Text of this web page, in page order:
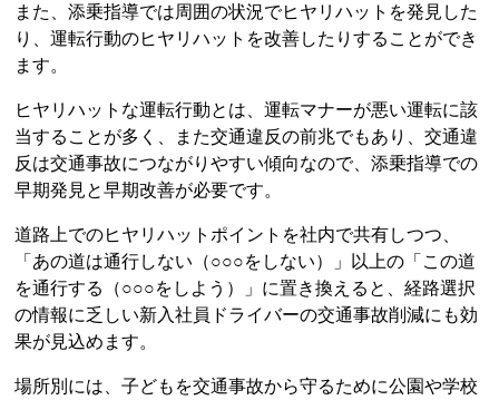
また、添乗指導では周囲の状況でヒヤリハットを発見した
り、運転行動のヒヤリハットを改善したりすることができ
ます。
ヒヤリハットな運転行動とは、運転マナーが悪い運転に該
当することが多く、また交通違反の前兆でもあり、交通違
反は交通事故につながりやすい傾向なので、添乗指導での
早期発見と早期改善が必要です。
道路上でのヒヤリハットポイントを社内で共有しつつ、
「あの道は通行しない（○○○をしない）」以上の「この道
を通行する（○○○をしよう）」に置き換えると、経路選択
の情報に乏しい新入社員ドライバーの交通事故削減にも効
果が見込めます。
場所別には、子どもを交通事故から守るために公園や学校